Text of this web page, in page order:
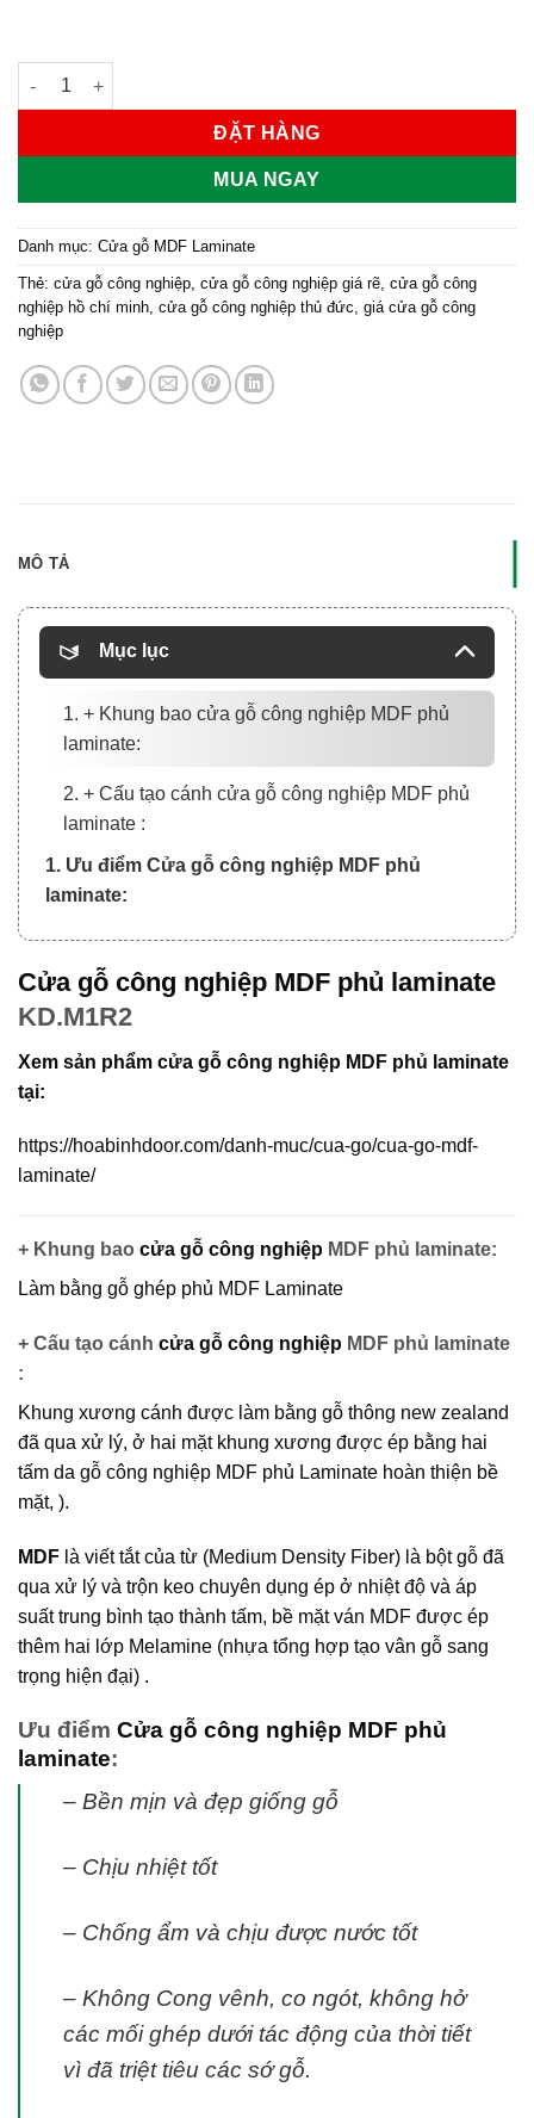
Cửa gỗ công nghiệp MDF phủ laminate KD.M1R2 số lượng
ĐẶT HÀNG
MUA NGAY
Danh mục: Cửa gỗ MDF Laminate
Thẻ: cửa gỗ công nghiệp cửa gỗ công nghiệp giá rẽ cửa gỗ công
nghiệp hồ chí minh cửa gỗ công nghiệp thủ đức giá cửa gỗ công
nghiệp
MÔ TẢ
Mục lục
1. + Khung bao cửa gỗ công nghiệp MDF phủ
laminate:
2. + Cấu tạo cánh cửa gỗ công nghiệp MDF phủ
laminate :
1. Ưu điểm Cửa gỗ công nghiệp MDF phủ
laminate:
Cửa gỗ công nghiệp MDF phủ laminate
KD.M1R2
Xem sản phẩm cửa gỗ công nghiệp MDF phủ laminate
tại:
https://hoabinhdoor.com/danh-muc/cua-go/cua-go-mdf-
laminate/
+ Khung bao cửa gỗ công nghiệp MDF phủ laminate:
Làm bằng gỗ ghép phủ MDF Laminate
+ Cấu tạo cánh cửa gỗ công nghiệp MDF phủ laminate
:
Khung xương cánh được làm bằng gỗ thông new zealand
đã qua xử lý, ở hai mặt khung xương được ép bằng hai
tấm da gỗ công nghiệp MDF phủ Laminate hoàn thiện bề
mặt, ).
MDF là viết tắt của từ (Medium Density Fiber) là bột gỗ đã
qua xử lý và trộn keo chuyên dụng ép ở nhiệt độ và áp
suất trung bình tạo thành tấm, bề mặt ván MDF được ép
thêm hai lớp Melamine (nhựa tổng hợp tạo vân gỗ sang
trọng hiện đại) .
Ưu điểm Cửa gỗ công nghiệp MDF phủ
laminate:
– Bền mịn và đẹp giống gỗ
– Chịu nhiệt tốt
– Chống ẩm và chịu được nước tốt
– Không Cong vênh, co ngót, không hở
các mối ghép dưới tác động của thời tiết
vì đã triệt tiêu các sớ gỗ.